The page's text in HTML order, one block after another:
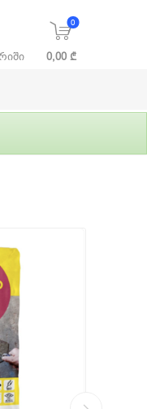
0
0,00 ₾